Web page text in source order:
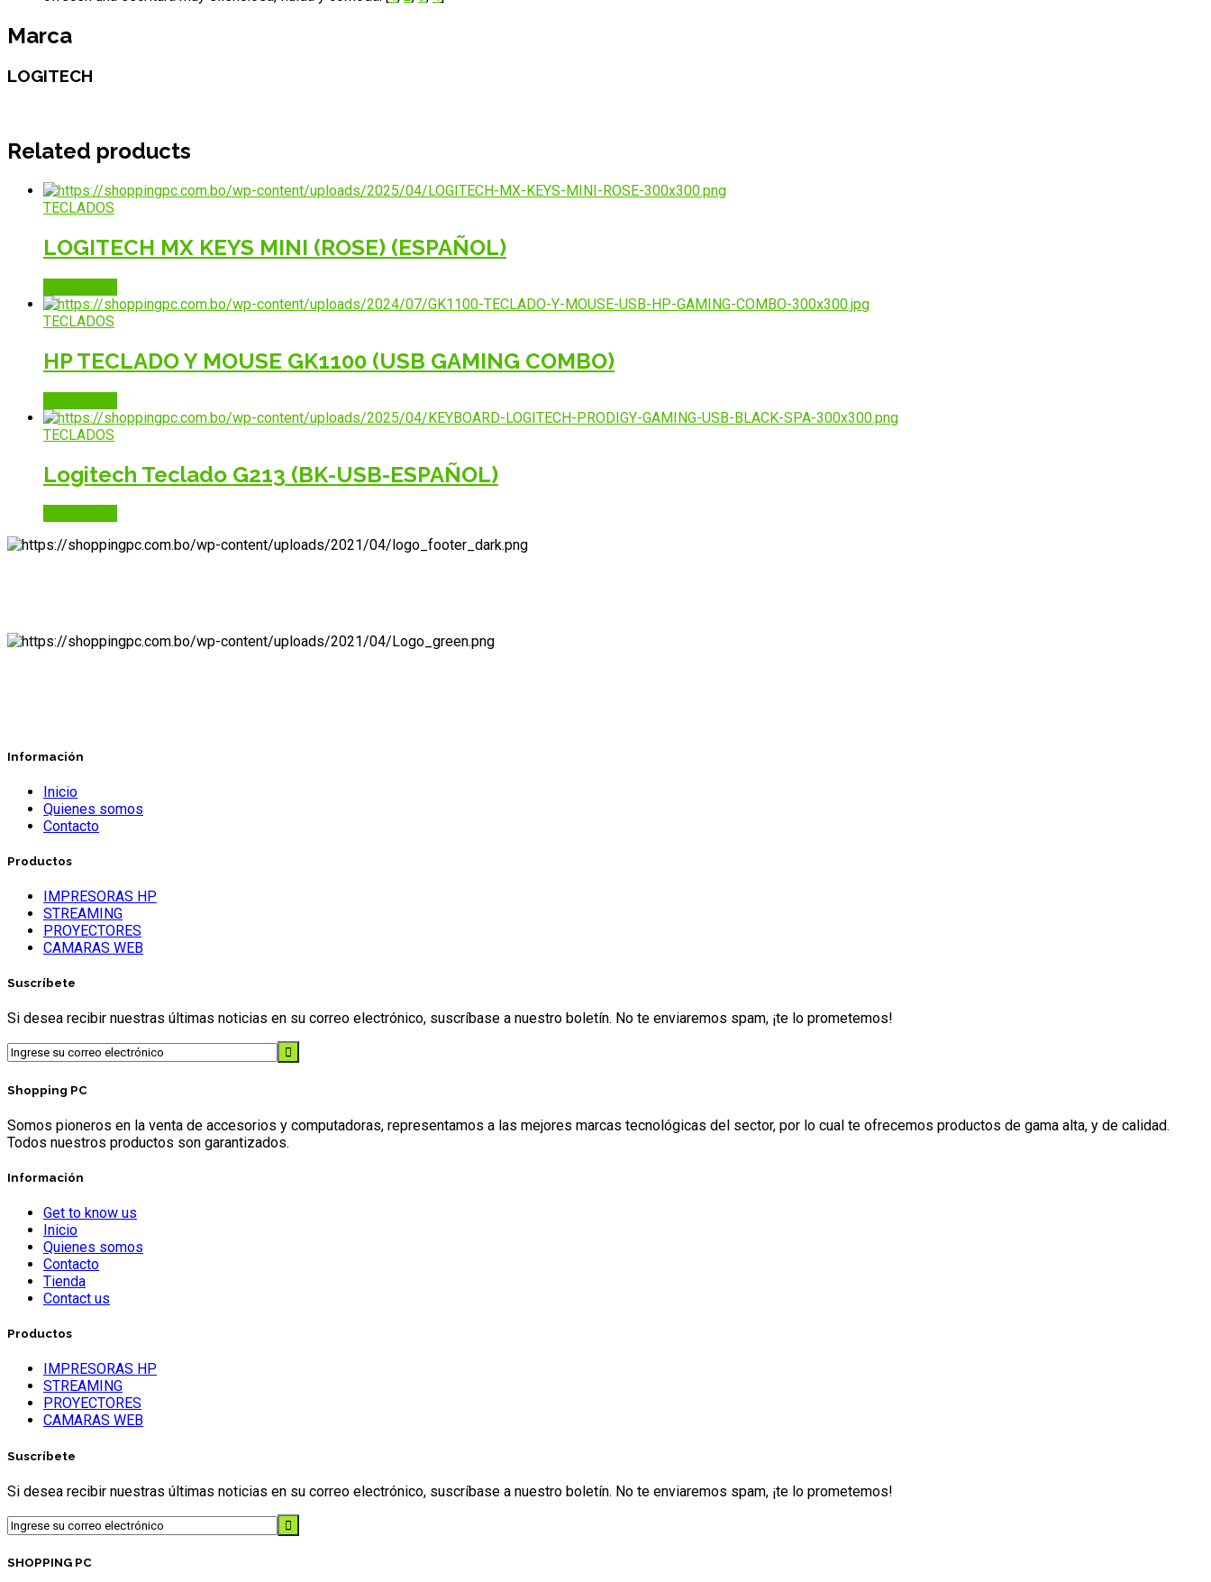
Marca
LOGITECH
Related products
TECLADOS
LOGITECH MX KEYS MINI (ROSE) (ESPAÑOL)
TECLADOS
HP TECLADO Y MOUSE GK1100 (USB GAMING COMBO)
TECLADOS
Logitech Teclado G213 (BK-USB-ESPAÑOL)
Información
Inicio
Quienes somos
Contacto
Productos
IMPRESORAS HP
STREAMING
PROYECTORES
CAMARAS WEB
Suscríbete
Si desea recibir nuestras últimas noticias en su correo electrónico, suscríbase a nuestro boletín. No te enviaremos spam, ¡te lo prometemos!
Shopping PC
Somos pioneros en la venta de accesorios y computadoras, representamos a las mejores marcas tecnológicas del sector, por lo cual te ofrecemos productos de gama alta, y de calidad.
Todos nuestros productos son garantizados.
Información
Get to know us
Inicio
Quienes somos
Contacto
Tienda
Contact us
Productos
IMPRESORAS HP
STREAMING
PROYECTORES
CAMARAS WEB
Suscríbete
Si desea recibir nuestras últimas noticias en su correo electrónico, suscríbase a nuestro boletín. No te enviaremos spam, ¡te lo prometemos!
SHOPPING PC